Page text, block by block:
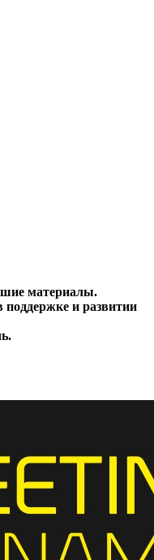
материалы.
и развитии